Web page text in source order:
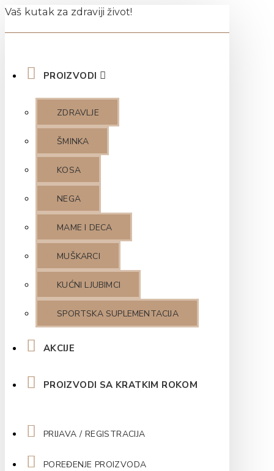
Vaš kutak za zdraviji život!
PROIZVODI
ZDRAVLJE
ŠMINKA
KOSA
NEGA
MAME I DECA
MUŠKARCI
KUĆNI LJUBIMCI
SPORTSKA SUPLEMENTACIJA
AKCIJE
PROIZVODI SA KRATKIM ROKOM
PRIJAVA / REGISTRACIJA
POREĐENJE PROIZVODA